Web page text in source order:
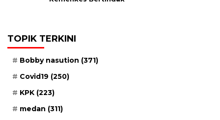
TOPIK TERKINI
Bobby nasution (371)
Covid19 (250)
KPK (223)
medan (311)